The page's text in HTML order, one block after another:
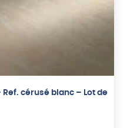
cérusé blanc – Lot de